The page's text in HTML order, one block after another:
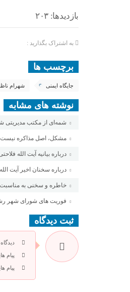
بازدیدها: ۲۰۳
به اشتراک بگذارید :
برچسب ها
جایگاه ایمنی شهرام
نوشته های مشابه
شمه‌ای از مکتب مدیریتی
مشکل، اصل مذاکره
درباره بیانیه آیت الله
درباره سخنان اخیر آیت
خاطره و سخنی به مناسبت
فوریت های شورای شهر
ثبت دیدگاه
پیام
پیام